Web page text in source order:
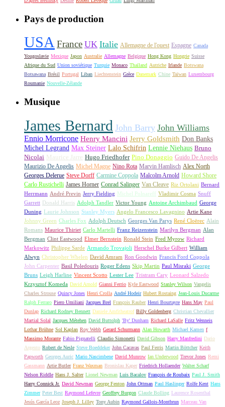
Pays de production
USA France UK Italie Allemagne de l'ouest Espagne Canada
Yougoslavie Mexique Japon Australie Allemagne Belgique Hong Kong Hongrie Suisse
Afrique du Sud Union soviétique Turquie Monaco Thaïland Autriche Irlande Botswana
Botsawana Brésil Portugal Liban Liechtenstein Grèce Danemark Chine Taïwan Luxembourg
Roumanie Nouvelle-Zélande
Musique
James Bernard John Barry John Williams
Ennio Morricone Henry Mancini Jerry Goldsmith Don Banks
Michel Legrand Max Steiner Lalo Schifrin Lennie Niehaus Bruno
Nicolai Maurice Jarre Hugo Friedhofer Pino Donaggio Guido De Angelis
Maurizio De Angelis Michel Magne Nino Rota Marvin Hamlisch Alex North
Georges Delerue Steve Dorff Carmine Coppola Malcolm Arnold Howard Shore
Carlo Rustichelli James Horner Conrad Salinger Van Cleave Riz Ortolani Bernard
Herrmann André Previn Jerry Fielding Michel Polnareff Vladimir Cosma Snuff
Garrett Donald Harris Adolph Tandler Victor Young Antoine Archimbaud George
Duning Laurie Johnson Stanley Myers Angelo Francesco Lavagnino Artie Kane
Johnny Green Charles Fox Adolph Deutsch Georges Van Parys René Cloërec Alain
Romans Maurice Thiriet Carlo Martelli Franz Reizenstein Marilyn Bergman Alan
Bergman Clint Eastwood Elmer Bernstein Ronald Stein Fred Myrow Richard
Markowitz Philippe Sarde Armando Trovajoli Herschel Burke Gilbert William
Alwyn Christopher Whelen David Amram Ron Goodwin Francis Ford Coppola
John Carpenter Basil Poledouris Roger Edens Skip Martin Paul Misraki George
Bruns Leigh Harline Vincent Scotto Lester Lee Tristram Cary Leonard Salzedo
Krzysztof Komeda David Arnold Gianni Ferrio Kyle Eastwood Stanley Wilson Vangelis
Charles Strouse Quincy Jones Henri Crolla André Hodeir Hubert Rostaing Jean-Louis Ducarme
Ralph Ferraro Piero Umiliani Jacques Brel François Rauber Henri Bourtayre Hans May Paul
Dunlap Richard Rodney Bennett Daniele Amfitheatrof Billy Goldenberg Christian Chevallier
Martial Solal Jacques Métehen David Buttolph 'By' Dunham Richard LaSalle Fritz Wenneis
Lothar Brühne Sol Kaplan Roy Webb Gerard Schurmann Alan Howarth Michael Kamen f
Massimo Morante Fabio Pignatelli Claudio Simonetti David Gibson Harry Manfredini Dario
Argento Robert de Nesle Steve Boeddeker John Cacavas Paul Ferris Martin Böttcher Keith
Papworth Georges Auric Mario Nascimbene David Munrow Ian Underwood Trevor Jones Remi
Gassmann Artie Butler Franz Waxman Bronislau Kaper Friedrich Hollaender Walter Scharf
Nelson Riddle Hans J. Salter Lionel Newman Luis Bacalov François de Roubaix Paul J. Smith
Harry Connick Jr. David Newman George Fenton John Ottman Paul Haslinger Rolfe Kent Hans
Zimmer Peter Best Raymond Lefevre Geoffrey Burgon Claude Bolling Laurence Rosenthal
Jesús García Leoz Joseph J. Lilley Tony Aubin Raymond Gallois-Montbrun Marceau Van